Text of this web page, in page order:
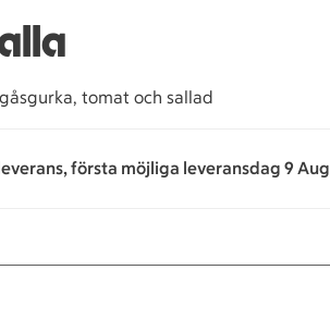
tomat och sallad
första möjliga leveransdag 9 Aug